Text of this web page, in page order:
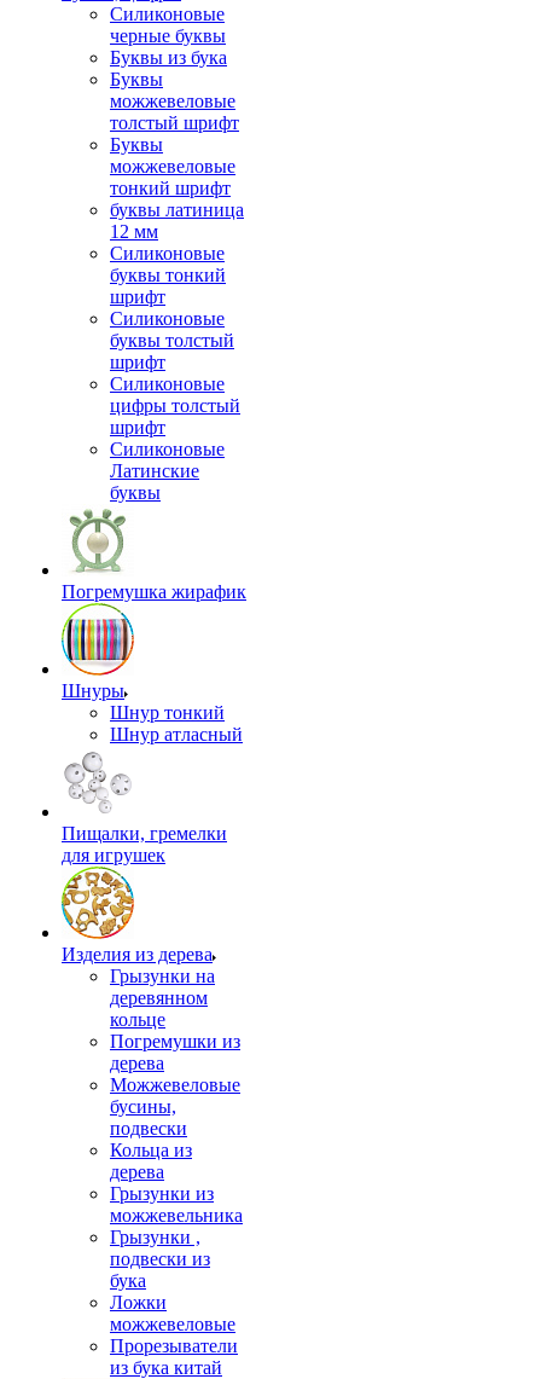
Силиконовые
черные буквы
Буквы из бука
Буквы
можжевеловые
толстый шрифт
Буквы
можжевеловые
тонкий шрифт
буквы латиница
12 мм
Силиконовые
буквы тонкий
шрифт
Силиконовые
буквы толстый
шрифт
Силиконовые
цифры толстый
шрифт
Силиконовые
Латинские
буквы
Погремушка жирафик
Шнуры
Шнур тонкий
Шнур атласный
Пищалки, гремелки
для игрушек
Изделия из дерева
Грызунки на
деревянном
кольце
Погремушки из
дерева
Можжевеловые
бусины,
подвески
Кольца из
дерева
Грызунки из
можжевельника
Грызунки ,
подвески из
бука
Ложки
можжевеловые
Прорезыватели
из бука китай